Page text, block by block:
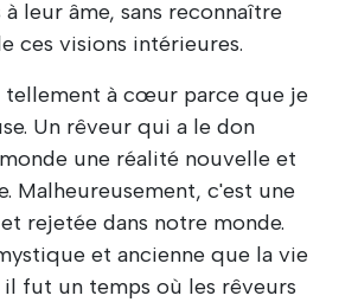
à leur âme, sans reconnaître
ces visions intérieures.
tellement à cœur parce que je
Un rêveur qui a le don
une réalité nouvelle et
Malheureusement, c'est une
rejetée dans notre monde.
et ancienne que la vie
fut un temps où les rêveurs